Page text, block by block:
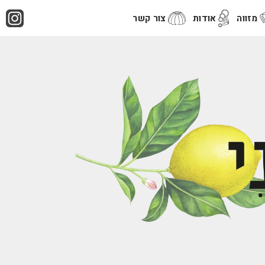
מזווה אודות צור קשר